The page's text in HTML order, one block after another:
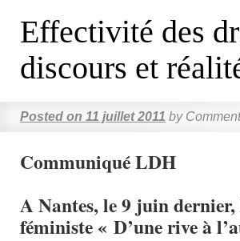
Effectivité des
discours et
Posted on 11 juillet 2011 by
Communiqué LDH
A Nantes, le 9 juin
féministe « D’une rive à